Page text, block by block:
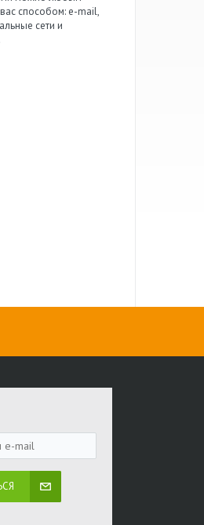
способом: e-mail,
сети и